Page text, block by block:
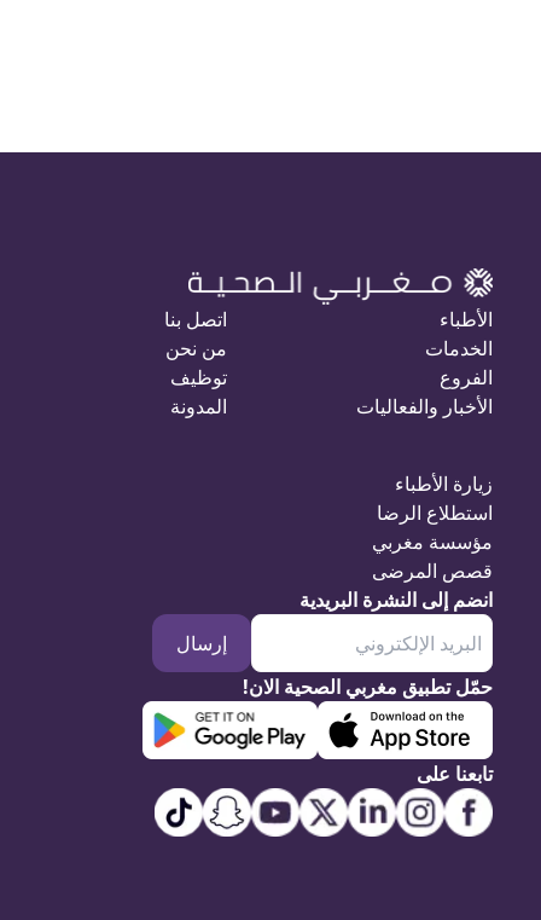
الأطباء
الخدمات
الفروع
الأخبار والفعاليات
اتصل بنا
من نحن
توظيف
المدونة
زيارة الأطباء
استطلاع الرضا
مؤسسة مغربي
قصص المرضى
انضم إلى النشرة البريدية
إرسال
حمّل تطبيق مغربي الصحية الان!
تابعنا على